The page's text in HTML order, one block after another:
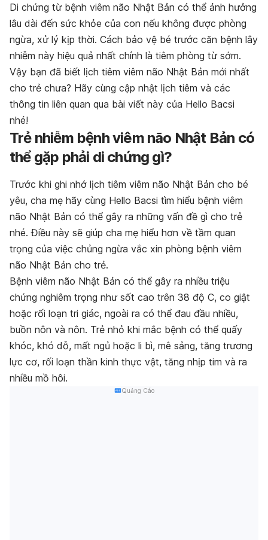
Di chứng từ bệnh viêm não Nhật Bản có thể ảnh hưởng
lâu dài đến sức khỏe của con nếu không được phòng
ngừa, xử lý kịp thời. Cách bảo vệ bé trước căn bệnh lây
nhiễm này hiệu quả nhất chính là tiêm phòng từ sớm.
Vậy bạn đã biết lịch tiêm viêm não Nhật Bản mới nhất
cho trẻ chưa? Hãy cùng cập nhật lịch tiêm và các
thông tin liên quan qua bài viết này của Hello Bacsi
nhé!
Trẻ nhiễm bệnh viêm não Nhật Bản có
thể gặp phải di chứng gì?
Trước khi ghi nhớ lịch tiêm viêm não Nhật Bản cho bé
yêu, cha mẹ hãy cùng Hello Bacsi tìm hiểu bệnh viêm
não Nhật Bản có thể gây ra những vấn đề gì cho trẻ
nhé. Điều này sẽ giúp cha mẹ hiểu hơn về tầm quan
trọng của việc chủng ngừa vắc xin phòng bệnh viêm
não Nhật Bản cho trẻ.
Bệnh viêm não Nhật Bản có thể gây ra nhiều triệu
chứng nghiêm trọng như sốt cao trên 38 độ C, co giật
hoặc rối loạn tri giác, ngoài ra có thể đau đầu nhiều,
buồn nôn và nôn. Trẻ nhỏ khi mắc bệnh có thể quấy
khóc, khó dỗ, mất ngủ hoặc li bì, mê sảng, tăng trương
lực cơ, rối loạn thần kinh thực vật, tăng nhịp tim và ra
nhiều mồ hôi.
Quảng Cáo